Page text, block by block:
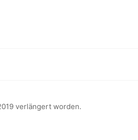
(Karlsruhe)
verlängert worden.